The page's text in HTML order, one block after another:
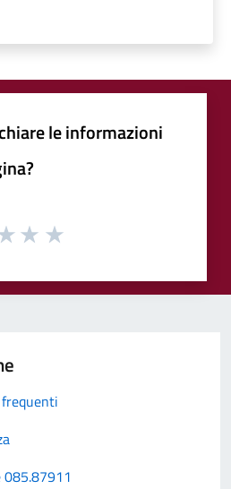
le informazioni
085.87911